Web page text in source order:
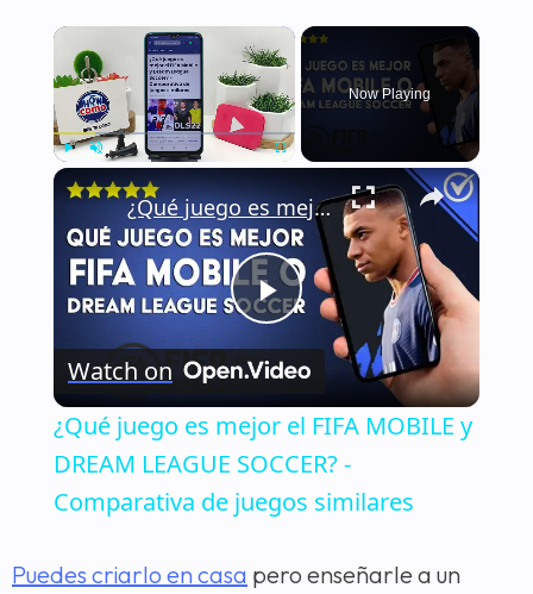
×
Now Playing
×
Play
Video
¿Qué juego es mejor el FIFA MOBILE y DREAM LEAGUE SOCCER? - Comparativa de juegos similares
Watch on
¿Qué juego es mejor el FIFA MOBILE y
DREAM LEAGUE SOCCER? -
Comparativa de juegos similares
Puedes criarlo en casa pero enseñarle a un